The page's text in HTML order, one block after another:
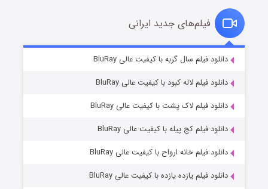
قسمت۷ (زیرنویس) منتشر شد
فیلم‌های جدید ایرانی
دانلود فیلم سال گربه با کیفیت عالی BluRay
دانلود فیلم لاله کبود با کیفیت عالی BluRay
دانلود فیلم لاک پشت با کیفیت عالی BluRay
دانلود فیلم کج‌ پیله با کیفیت عالی BluRay
دانلود فیلم خانه ارواح با کیفیت عالی BluRay
دانلود فیلم یازده یازده با کیفیت عالی BluRay